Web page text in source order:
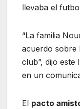
llevaba el
“La familia
acuerdo sobre
club”, dijo este
en un
El pacto